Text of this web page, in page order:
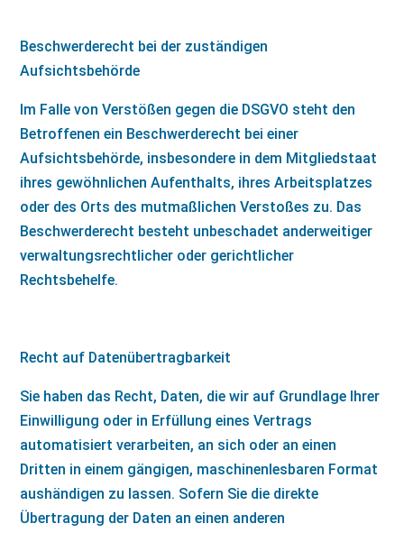
Beschwerderecht bei der zuständigen
Aufsichtsbehörde
Im Falle von Verstößen gegen die DSGVO steht den
Betroffenen ein Beschwerderecht bei einer
Aufsichtsbehörde, insbesondere in dem Mitgliedstaat
ihres gewöhnlichen Aufenthalts, ihres Arbeitsplatzes
oder des Orts des mutmaßlichen Verstoßes zu. Das
Beschwerderecht besteht unbeschadet anderweitiger
verwaltungsrechtlicher oder gerichtlicher
Rechtsbehelfe.
Recht auf Datenübertragbarkeit
Sie haben das Recht, Daten, die wir auf Grundlage Ihrer
Einwilligung oder in Erfüllung eines Vertrags
automatisiert verarbeiten, an sich oder an einen
Dritten in einem gängigen, maschinenlesbaren Format
aushändigen zu lassen. Sofern Sie die direkte
Übertragung der Daten an einen anderen